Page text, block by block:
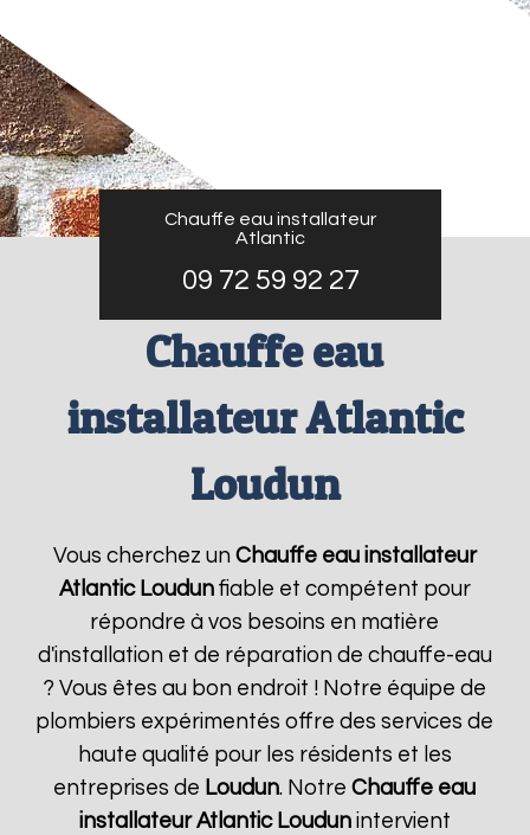
Chauffe eau installateur
Atlantic
09 72 59 92 27
Chauffe eau
installateur Atlantic
Loudun
Vous cherchez un Chauffe eau installateur
Atlantic Loudunfiable et compétent pour
répondre à vos besoins en matière
d'installation et de réparation de chauffe-eau
? Vous êtes au bon endroit ! Notre équipe de
plombiers expérimentés offre des services de
haute qualité pour les résidents et les
entreprises de Loudun. NotreChauffe eau
installateur Atlantic Loudunintervient